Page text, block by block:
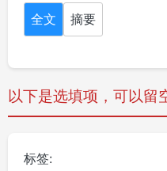
全文 摘要
以下是选填项，可以留
标签: